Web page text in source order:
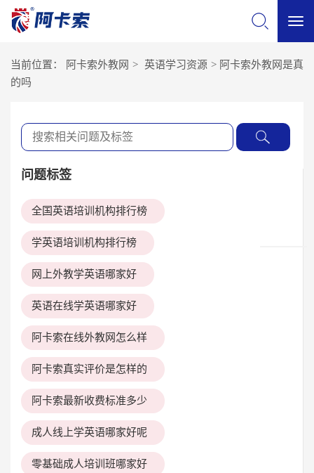
当前位置： 阿卡索外教网 > 英语学习资源 > 阿卡索外教网是真
的吗
问题标签
全国英语培训机构排行榜
学英语培训机构排行榜
网上外教学英语哪家好
英语在线学英语哪家好
阿卡索在线外教网怎么样
阿卡索真实评价是怎样的
阿卡索最新收费标准多少
成人线上学英语哪家好呢
零基础成人培训班哪家好